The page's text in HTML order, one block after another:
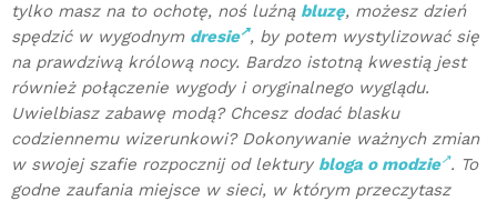
tylko masz na to ochotę, noś luźną bluzę, możesz dzień
spędzić w wygodnym dresie , by potem wystylizować się
na prawdziwą królową nocy. Bardzo istotną kwestią jest
również połączenie wygody i oryginalnego wyglądu.
Uwielbiasz zabawę modą? Chcesz dodać blasku
codziennemu wizerunkowi? Dokonywanie ważnych zmian
w swojej szafie rozpocznij od lektury bloga o modzie . To
godne zaufania miejsce w sieci, w którym przeczytasz